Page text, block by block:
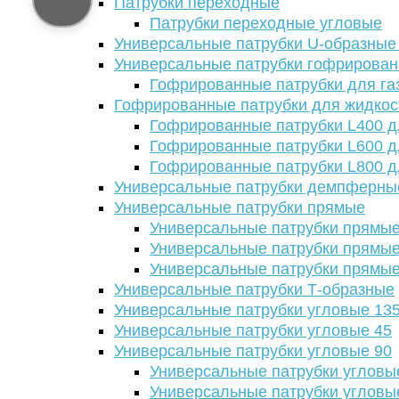
Патрубки переходные угловые
Универсальные патрубки U-
Универсальные патрубки
Гофрированные патрубки для
Гофрированные патрубки для
Гофрированные патрубки L400
Гофрированные патрубки L600
Гофрированные патрубки L800
Универсальные патрубки
Универсальные патрубки прямые
Универсальные патрубки
Универсальные патрубки
Универсальные патрубки
Универсальные патрубки Т-образные
Универсальные патрубки угловые
Универсальные патрубки угловые 45
Универсальные патрубки угловые 90
Универсальные патрубки
Универсальные патрубки